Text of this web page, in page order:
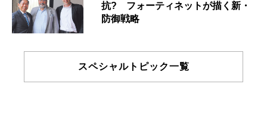
抗? フォーティネットが描く新・
防御戦略
スペシャルトピック一覧